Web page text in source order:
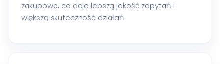
zakupowe, co daje lepszą jakość zapytań i
większą skuteczność działań.